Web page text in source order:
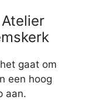
gaat om
een hoog
aan.